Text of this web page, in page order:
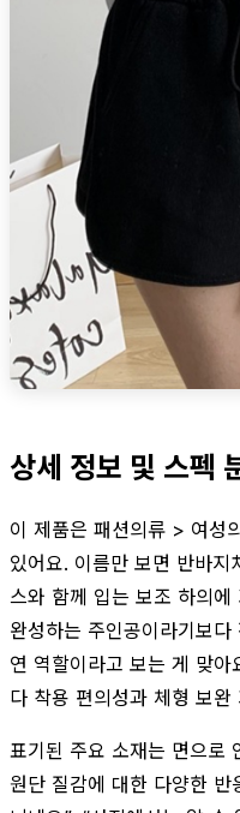
상세 정보 및 스펙
이 제품은 패션의류 > 여성
있어요. 이름만 보면 반바지
스와 함께 입는 보조 하의
완성하는 주인공이라기보
연 역할이라고 보는 게 맞아
다 착용 편의성과 체형 보완
표기된 주요 소재는 면으로
원단 질감에 대한 다양한 반